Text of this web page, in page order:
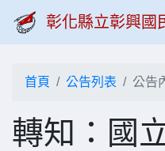
彰化縣立彰興國
首頁 公告列表 公告
轉知：國